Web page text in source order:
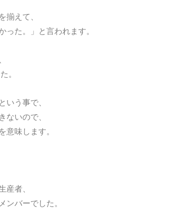
えて、
った。」と言われます。
。
という事で、
ないので、
意味します。
産者、
バーでした。